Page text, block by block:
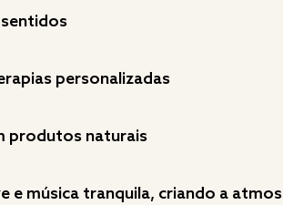
personalizadas
produtos naturais
e música tranquila, criando a